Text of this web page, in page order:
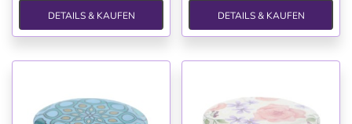
DETAILS & KAUFEN DETAILS & KAUFEN